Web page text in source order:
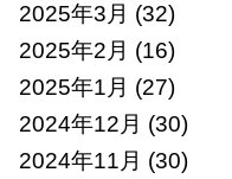
2025年3月 (32)
2025年2月 (16)
2025年1月 (27)
2024年12月 (30)
2024年11月 (30)